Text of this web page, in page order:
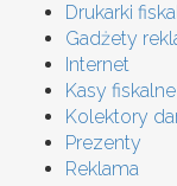
Drukarki
Gadżety
Internet
Kasy fiskalne
Kolektory
Prezenty
Reklama